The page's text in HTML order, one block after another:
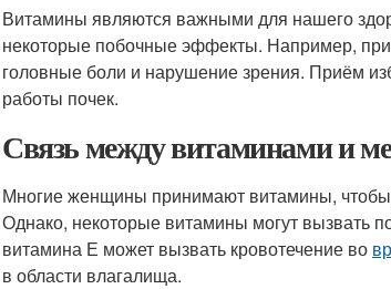
Витамины являются важными для нашего
некоторые побочные эффекты. Например,
головные боли и нарушение зрения. Приём
работы почек.
Связь между витаминами и
Многие женщины принимают витамины, чтобы
Однако, некоторые витамины могут вызвать
витамина Е может вызвать кровотечение во
в области влагалища.